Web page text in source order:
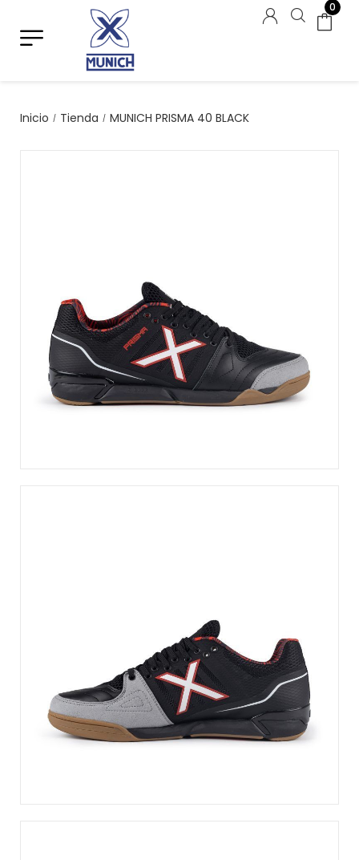
0
Inicio / Tienda / MUNICH PRISMA 40 BLACK